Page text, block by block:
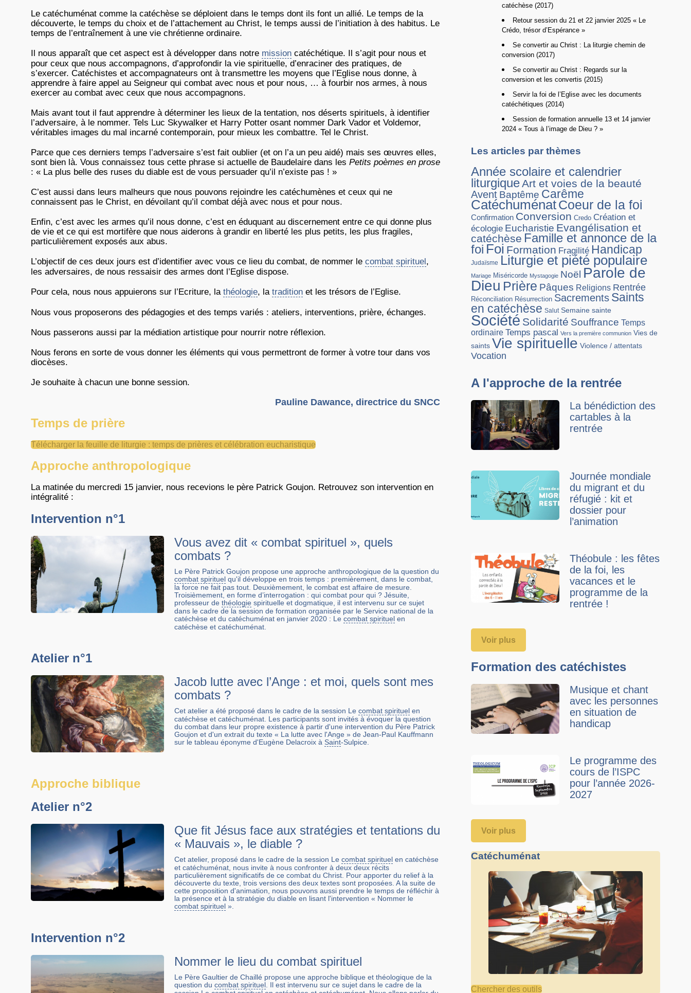
Le catéchuménat comme la catéchèse se déploient dans le temps dont ils font un allié. Le temps de la
découverte, le temps du choix et de l’attachement au Christ, le temps aussi de l’initiation à des habitus. Le
temps de l’entraînement à une vie chrétienne ordinaire.
Il nous apparaît que cet aspect est à développer dans notre mission catéchétique. Il s’agit pour nous et
pour ceux que nous accompagnons, d’approfondir la vie spirituelle, d’enraciner des pratiques, de
s’exercer. Catéchistes et accompagnateurs ont à transmettre les moyens que l’Eglise nous donne, à
apprendre à faire appel au Seigneur qui combat avec nous et pour nous, … à fourbir nos armes, à nous
exercer au combat avec ceux que nous accompagnons.
Mais avant tout il faut apprendre à déterminer les lieux de la tentation, nos déserts spirituels, à identifier
l’adversaire, à le nommer. Tels Luc Skywalker et Harry Potter osant nommer Dark Vador et Voldemor,
véritables images du mal incarné contemporain, pour mieux les combattre. Tel le Christ.
Parce que ces derniers temps l’adversaire s’est fait oublier (et on l’a un peu aidé) mais ses œuvres elles,
sont bien là. Vous connaissez tous cette phrase si actuelle de Baudelaire dans les Petits poèmes en prose
: « La plus belle des ruses du diable est de vous persuader qu’il n’existe pas ! »
C’est aussi dans leurs malheurs que nous pouvons rejoindre les catéchumènes et ceux qui ne
connaissent pas le Christ, en dévoilant qu’il combat déjà avec nous et pour nous.
Enfin, c’est avec les armes qu’il nous donne, c’est en éduquant au discernement entre ce qui donne plus
de vie et ce qui est mortifère que nous aiderons à grandir en liberté les plus petits, les plus fragiles,
particulièrement exposés aux abus.
L’objectif de ces deux jours est d’identifier avec vous ce lieu du combat, de nommer le combat spirituel,
les adversaires, de nous ressaisir des armes dont l’Eglise dispose.
Pour cela, nous nous appuierons sur l’Ecriture, la théologie, la tradition et les trésors de l’Eglise.
Nous vous proposerons des pédagogies et des temps variés : ateliers, interventions, prière, échanges.
Nous passerons aussi par la médiation artistique pour nourrir notre réflexion.
Nous ferons en sorte de vous donner les éléments qui vous permettront de former à votre tour dans vos
diocèses.
Je souhaite à chacun une bonne session.
Pauline Dawance, directrice du SNCC
Temps de prière
Télécharger la feuille de liturgie : temps de prières et célébration eucharistique
Approche anthropologique
La matinée du mercredi 15 janvier, nous recevions le père Patrick Goujon. Retrouvez son intervention en
intégralité :
Intervention n°1
Vous avez dit « combat spirituel », quels
combats ?
Le Père Patrick Goujon propose une approche anthropologique de la question du
combat spirituelqu'il développe en trois temps : premièrement, dans le combat,
la force ne fait pas tout. Deuxièmement, le combat est affaire de mesure.
Troisièmement, en forme d’interrogation : qui combat pour qui ? Jésuite,
professeur de théologiespirituelle et dogmatique, il est intervenu sur ce sujet
dans le cadre de la session de formation organisée par le Service national de la
catéchèse et du catéchuménat en janvier 2020 : Le combat spirituelen
catéchèse et catéchuménat.
Atelier n°1
Jacob lutte avec l’Ange : et moi, quels sont mes
combats ?
Cet atelier a été proposé dans le cadre de la session Le combat spirituelen
catéchèse et catéchuménat. Les participants sont invités à évoquer la question
du combat dans leur propre existence à partir d'une intervention du Père Patrick
Goujon et d'un extrait du texte « La lutte avec l'Ange » de Jean-Paul Kauffmann
sur le tableau éponyme d'Eugène Delacroix à Saint-Sulpice.
Approche biblique
Atelier n°2
Que fit Jésus face aux stratégies et tentations du
« Mauvais », le diable ?
Cet atelier, proposé dans le cadre de la session Le combat spirituelen catéchèse
et catéchuménat, nous invite à nous confronter à deux deux récits
particulièrement significatifs de ce combat du Christ. Pour apporter du relief à la
découverte du texte, trois versions des deux textes sont proposées. A la suite de
cette proposition d'animation, nous pouvons aussi prendre le temps de réfléchir à
la présence et à la stratégie du diable en lisant l'intervention « Nommer le
combat spirituel».
Intervention n°2
Nommer le lieu du combat spirituel
Le Père Gaultier de Chaillé propose une approche biblique et théologique de la
question du combat spirituel. Il est intervenu sur ce sujet dans le cadre de la
catéchèse (2017)
Retour session du 21 et 22 janvier 2025 « Le
Crédo, trésor d’Espérance »
Se convertir au Christ : La liturgie chemin de
conversion (2017)
Se convertir au Christ : Regards sur la
conversion et les convertis (2015)
Servir la foi de l’Eglise avec les documents
catéchétiques (2014)
Session de formation annuelle 13 et 14 janvier
2024 « Tous à l’image de Dieu ? »
Les articles par thèmes
Année scolaire et calendrier
liturgiqueArt et voies de la beauté
Avent Baptême Carême
CatéchuménatCoeur de la foi
Confirmation Conversion Credo Création et
écologie Eucharistie Evangélisation et
catéchèse Famille et annonce de la
foi Foi Formation Fragilité Handicap
Judaïsme Liturgie et piété populaire
Mariage Miséricorde Mystagogie Noël Parole de
Dieu Prière Pâques Religions Rentrée
Réconciliation Résurrection Sacrements Saints
en catéchèse Salut Semaine sainte
Société Solidarité Souffrance Temps
ordinaire Temps pascal Vers la première communion Vies de
saints Vie spirituelle Violence / attentats
Vocation
A l'approche de la rentrée
La bénédiction des
cartables à la
rentrée
Journée mondiale
du migrant et du
réfugié : kit et
dossier pour
l’animation
Théobule : les fêtes
de la foi, les
vacances et le
programme de la
rentrée !
Voir plus
Formation des catéchistes
Musique et chant
avec les personnes
en situation de
handicap
Le programme des
cours de l’ISPC
pour l’année 2026-
2027
Voir plus
Catéchuménat
Chercher des outils